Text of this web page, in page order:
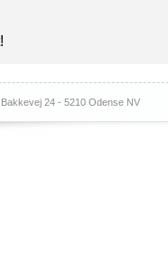
24 - 5210 Odense NV